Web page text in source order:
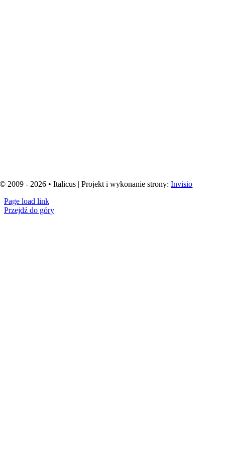
© 2009 - 2026 • Italicus | Projekt i wykonanie strony:Invisio
Page load link
Przejdź do góry